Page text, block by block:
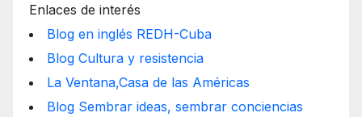
Enlaces de interés
Blog en inglés REDH-Cuba
Blog Cultura y resistencia
La Ventana,Casa de las Américas
Blog Sembrar ideas, sembrar conciencias